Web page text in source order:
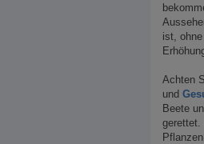
ist,
Achten
und
Beete
gerettet.